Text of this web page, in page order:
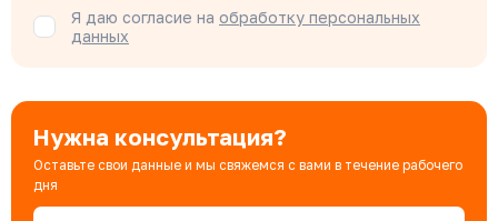
Я даю согласие на обработку персональных
данных
Нужна консультация?
Оставьте свои данные и мы свяжемся с вами в течение рабочего
дня